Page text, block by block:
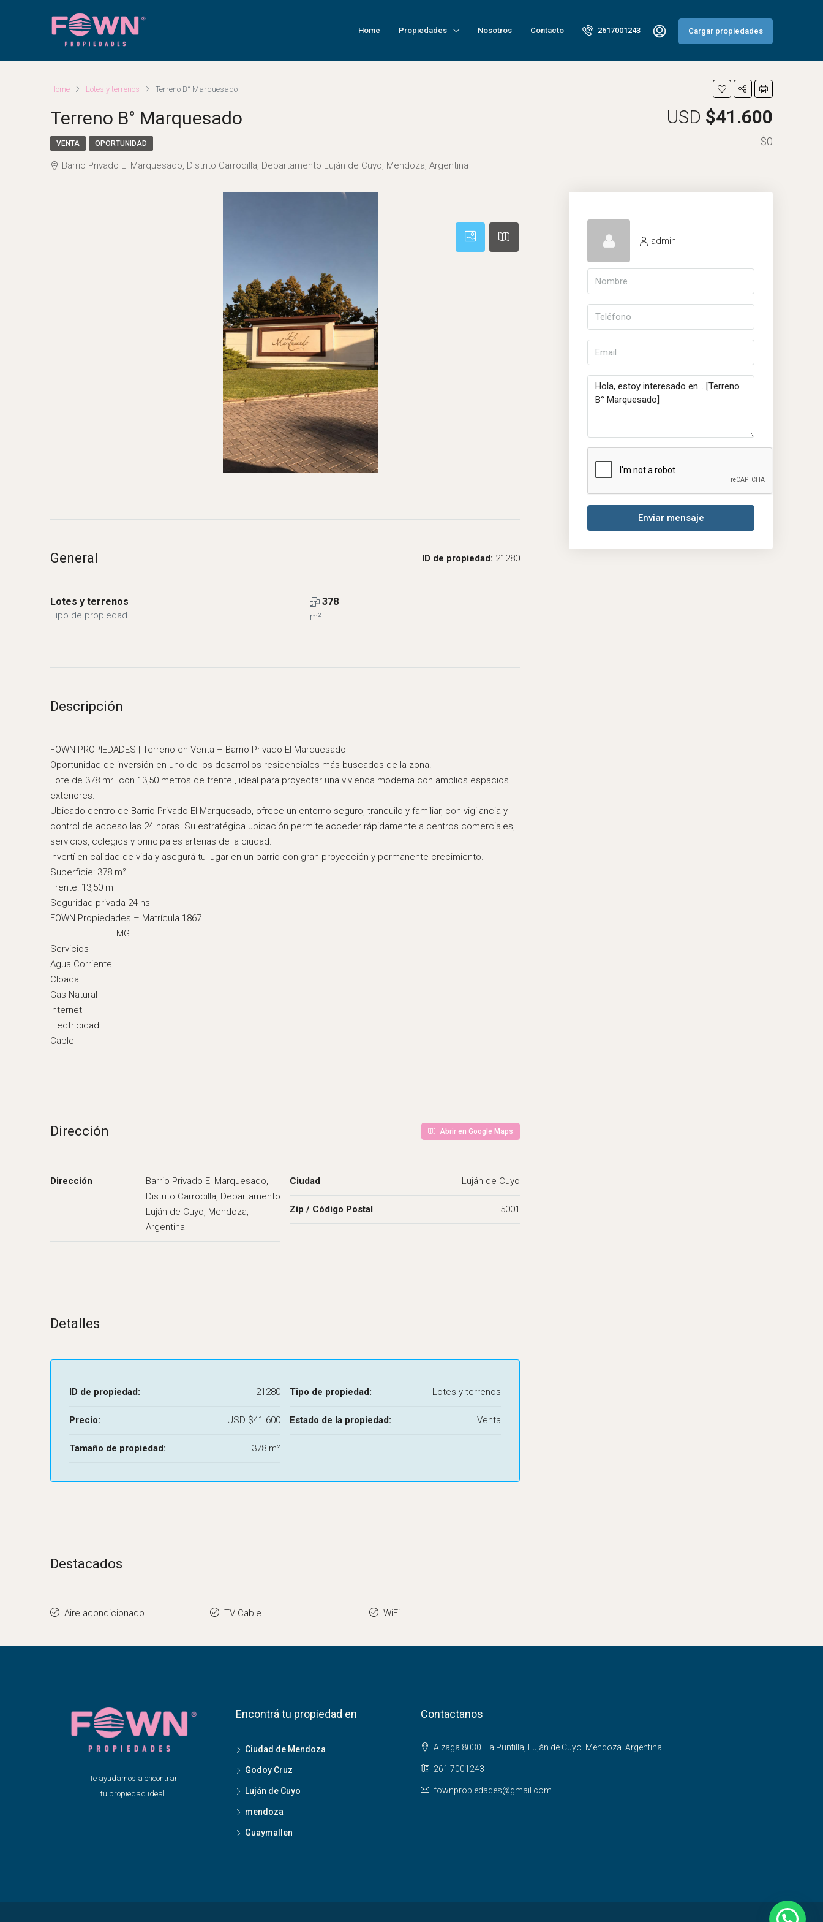
Home Propiedades Nosotros Contacto 2617001243 Cargar propiedades
Home Lotes y terrenos Terreno B° Marquesado
Terreno B° Marquesado USD $41.600
$0
VENTA OPORTUNIDAD
Barrio Privado El Marquesado, Distrito Carrodilla, Departamento Luján de Cuyo, Mendoza, Argentina
General ID de propiedad: 21280
Lotes y terrenos
Tipo de propiedad
378
m²
Descripción
FOWN PROPIEDADES | Terreno en Venta – Barrio Privado El Marquesado
Oportunidad de inversión en uno de los desarrollos residenciales más buscados de la zona.
Lote de 378 m² con 13,50 metros de frente , ideal para proyectar una vivienda moderna con amplios espacios
exteriores.
Ubicado dentro de Barrio Privado El Marquesado, ofrece un entorno seguro, tranquilo y familiar, con vigilancia y
control de acceso las 24 horas. Su estratégica ubicación permite acceder rápidamente a centros comerciales,
servicios, colegios y principales arterias de la ciudad.
Invertí en calidad de vida y asegurá tu lugar en un barrio con gran proyección y permanente crecimiento.
Superficie: 378 m²
Frente: 13,50 m
Seguridad privada 24 hs
FOWN Propiedades – Matrícula 1867
MG
Servicios
Agua Corriente
Cloaca
Gas Natural
Internet
Electricidad
Cable
Dirección Abrir en Google Maps
Dirección
Barrio Privado El Marquesado,
Distrito Carrodilla, Departamento
Luján de Cuyo, Mendoza,
Argentina
Ciudad Luján de Cuyo
Zip / Código Postal 5001
Detalles
ID de propiedad: 21280
Precio: USD $41.600
Tamaño de propiedad: 378 m²
Tipo de propiedad: Lotes y terrenos
Estado de la propiedad: Venta
Destacados
Aire acondicionado TV Cable WiFi
admin
Enviar mensaje
Te ayudamos a encontrar
tu propiedad ideal.
Encontrá tu propiedad en
Ciudad de Mendoza
Godoy Cruz
Luján de Cuyo
mendoza
Guaymallen
Contactanos
Alzaga 8030. La Puntilla, Luján de Cuyo. Mendoza. Argentina.
261 7001243
fownpropiedades@gmail.com